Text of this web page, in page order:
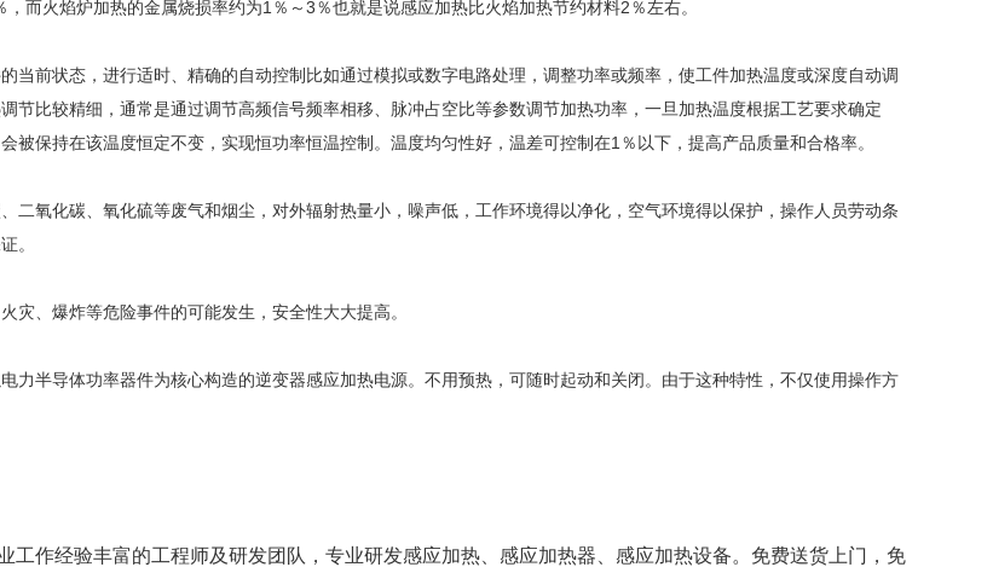
而火焰炉加热的金属烧损率约为1％～3％也就是说感应加热比火焰加热节约材料2％左右。
当前状态，进行适时、精确的自动控制比如通过模拟或数字电路处理，调整功率或频率，使工件加热温度或深度自动调
节比较精细，通常是通过调节高频信号频率相移、脉冲占空比等参数调节加热功率，一旦加热温度根据工艺要求确定
被保持在该温度恒定不变，实现恒功率恒温控制。温度均匀性好，温差可控制在1％以下，提高产品质量和合格率。
二氧化碳、氧化硫等废气和烟尘，对外辐射热量小，噪声低，工作环境得以净化，空气环境得以保护，操作人员劳动条
。
灾、爆炸等危险事件的可能发生，安全性大大提高。
力半导体功率器件为核心构造的逆变器感应加热电源。不用预热，可随时起动和关闭。由于这种特性，不仅使用操作方
工作经验丰富的工程师及研发团队，专业研发感应加热、感应加热器、 感应加热设备。免费送货上门，免